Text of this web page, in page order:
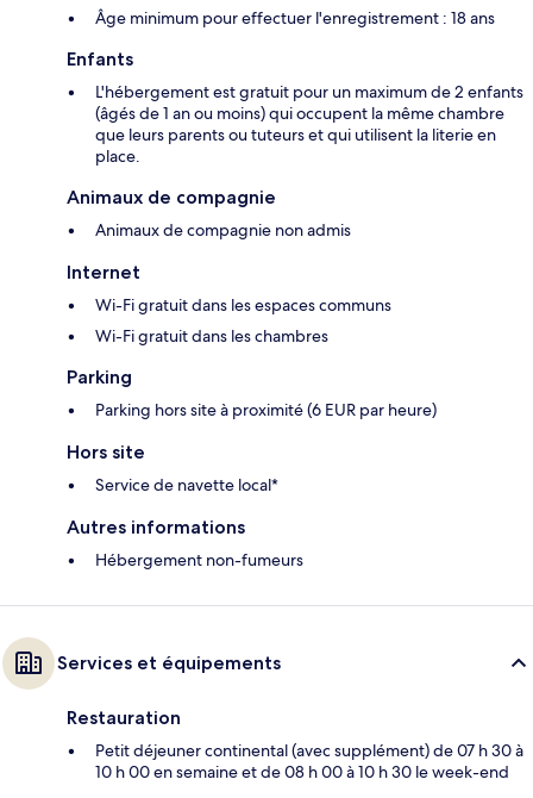
Âge minimum pour effectuer l'enregistrement : 18 ans
Enfants
L'hébergement est gratuit pour un maximum de 2 enfants
(âgés de 1 an ou moins) qui occupent la même chambre
que leurs parents ou tuteurs et qui utilisent la literie en
place.
Animaux de compagnie
Animaux de compagnie non admis
Internet
Wi-Fi gratuit dans les espaces communs
Wi-Fi gratuit dans les chambres
Parking
Parking hors site à proximité (6 EUR par heure)
Hors site
Service de navette local*
Autres informations
Hébergement non-fumeurs
Services et équipements
Restauration
Petit déjeuner continental (avec supplément) de 07 h 30 à
10 h 00 en semaine et de 08 h 00 à 10 h 30 le week-end